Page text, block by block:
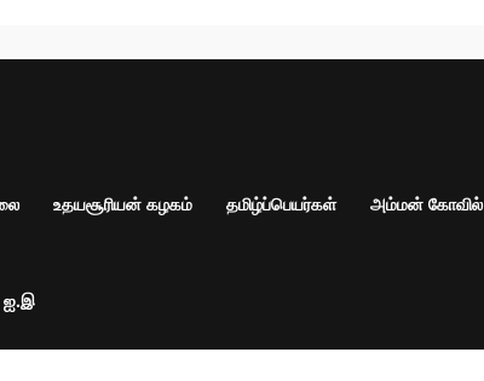
உதயசூரியன் கழகம் தமிழ்ப்பெயர்கள் அம்மன் கோவில்
ஐ.இ